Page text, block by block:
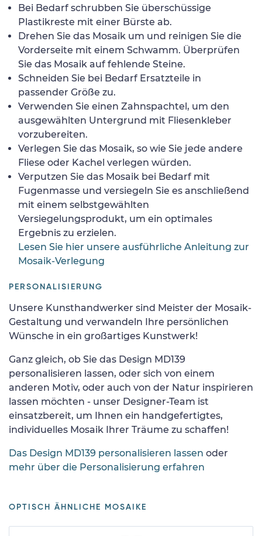
Bei Bedarf schrubben Sie überschüssige
Plastikreste mit einer Bürste ab.
Drehen Sie das Mosaik um und reinigen Sie die
Vorderseite mit einem Schwamm. Überprüfen
Sie das Mosaik auf fehlende Steine.
Schneiden Sie bei Bedarf Ersatzteile in
passender Größe zu.
Verwenden Sie einen Zahnspachtel, um den
ausgewählten Untergrund mit Fliesenkleber
vorzubereiten.
Verlegen Sie das Mosaik, so wie Sie jede andere
Fliese oder Kachel verlegen würden.
Verputzen Sie das Mosaik bei Bedarf mit
Fugenmasse und versiegeln Sie es anschließend
mit einem selbstgewählten
Versiegelungsprodukt, um ein optimales
Ergebnis zu erzielen.
Lesen Sie hier unsere ausführliche Anleitung zur
Mosaik-Verlegung
PERSONALISIERUNG
Unsere Kunsthandwerker sind Meister der Mosaik-
Gestaltung und verwandeln Ihre persönlichen
Wünsche in ein großartiges Kunstwerk!
Ganz gleich, ob Sie das Design MD139
personalisieren lassen, oder sich von einem
anderen Motiv, oder auch von der Natur inspirieren
lassen möchten - unser Designer-Team ist
einsatzbereit, um Ihnen ein handgefertigtes,
individuelles Mosaik Ihrer Träume zu schaffen!
Das Design MD139 personalisieren lassen oder
mehr über die Personalisierung erfahren
OPTISCH ÄHNLICHE MOSAIKE